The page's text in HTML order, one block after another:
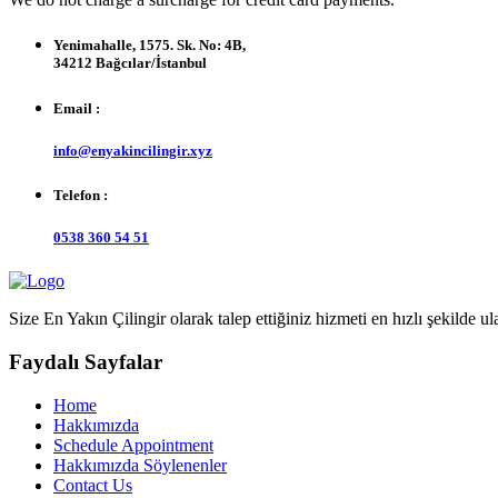
Yenimahalle, 1575. Sk. No: 4B,
34212 Bağcılar/İstanbul
Email :
info@enyakincilingir.xyz
Telefon :
0538 360 54 51
Size En Yakın Çilingir olarak talep ettiğiniz hizmeti en hızlı şekilde
Faydalı Sayfalar
Home
Hakkımızda
Schedule Appointment
Hakkımızda Söylenenler
Contact Us